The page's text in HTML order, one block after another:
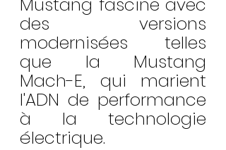
des versions
modernisées telles
que la Mustang
Mach-E, qui marient
l'ADN de performance
à la technologie
électrique.